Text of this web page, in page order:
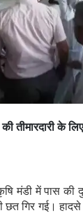
तीमारदारी के
मंडी में पास की
छत गिर गई।